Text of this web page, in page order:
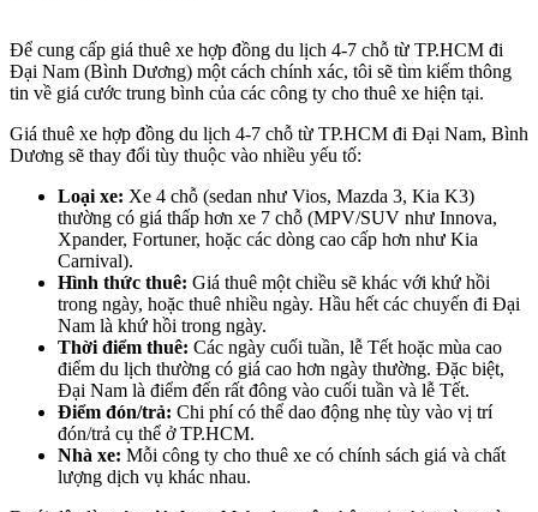
Để cung cấp giá thuê xe hợp đồng du lịch 4-7 chỗ từ TP.HCM đi
Đại Nam (Bình Dương) một cách chính xác, tôi sẽ tìm kiếm thông
tin về giá cước trung bình của các công ty cho thuê xe hiện tại.
Giá thuê xe hợp đồng du lịch 4-7 chỗ từ TP.HCM đi Đại Nam, Bình
Dương sẽ thay đổi tùy thuộc vào nhiều yếu tố:
Loại xe: Xe 4 chỗ (sedan như Vios, Mazda 3, Kia K3)
thường có giá thấp hơn xe 7 chỗ (MPV/SUV như Innova,
Xpander, Fortuner, hoặc các dòng cao cấp hơn như Kia
Carnival).
Hình thức thuê: Giá thuê một chiều sẽ khác với khứ hồi
trong ngày, hoặc thuê nhiều ngày. Hầu hết các chuyến đi Đại
Nam là khứ hồi trong ngày.
Thời điểm thuê: Các ngày cuối tuần, lễ Tết hoặc mùa cao
điểm du lịch thường có giá cao hơn ngày thường. Đặc biệt,
Đại Nam là điểm đến rất đông vào cuối tuần và lễ Tết.
Điểm đón/trả: Chi phí có thể dao động nhẹ tùy vào vị trí
đón/trả cụ thể ở TP.HCM.
Nhà xe: Mỗi công ty cho thuê xe có chính sách giá và chất
lượng dịch vụ khác nhau.